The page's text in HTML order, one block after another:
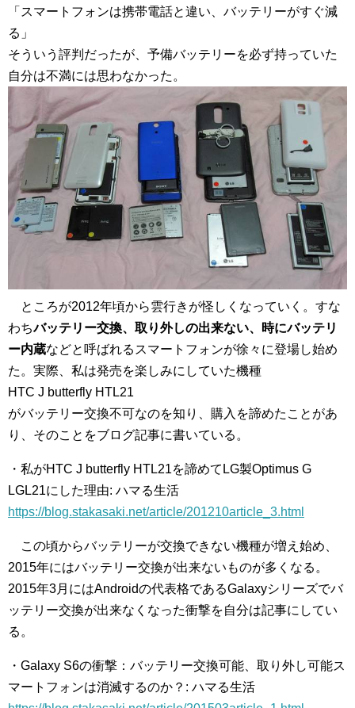
「スマートフォンは携帯電話と違い、バッテリーがすぐ減
る」
そういう評判だったが、予備バッテリーを必ず持っていた
自分は不満には思わなかった。
ところが2012年頃から雲行きが怪しくなっていく。すな
わちバッテリー交換、取り外しの出来ない、時にバッテリ
ー内蔵などと呼ばれるスマートフォンが徐々に登場し始め
た。実際、私は発売を楽しみにしていた機種
HTC J butterfly HTL21
がバッテリー交換不可なのを知り、購入を諦めたことがあ
り、そのことをブログ記事に書いている。
・私がHTC J butterfly HTL21を諦めてLG製Optimus G
LGL21にした理由: ハマる生活
https://blog.stakasaki.net/article/201210article_3.html
この頃からバッテリーが交換できない機種が増え始め、
2015年にはバッテリー交換が出来ないものが多くなる。
2015年3月にはAndroidの代表格であるGalaxyシリーズでバ
ッテリー交換が出来なくなった衝撃を自分は記事にしてい
る。
・Galaxy S6の衝撃：バッテリー交換可能、取り外し可能ス
マートフォンは消滅するのか？: ハマる生活